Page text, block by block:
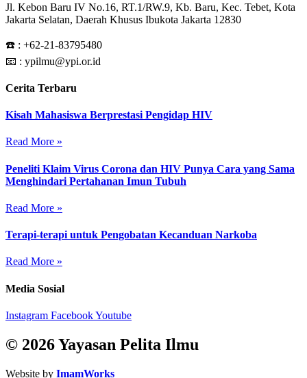
Jl. Kebon Baru IV No.16, RT.1/RW.9, Kb. Baru, Kec. Tebet, Kota
Jakarta Selatan, Daerah Khusus Ibukota Jakarta 12830
☎️ : +62-21-83795480
📧 : ypilmu@ypi.or.id
Cerita Terbaru
Kisah Mahasiswa Berprestasi Pengidap HIV
Read More »
Peneliti Klaim Virus Corona dan HIV Punya Cara yang Sama
Menghindari Pertahanan Imun Tubuh
Read More »
Terapi-terapi untuk Pengobatan Kecanduan Narkoba
Read More »
Media Sosial
Instagram FacebookYoutube
© 2026 Yayasan Pelita Ilmu
Website by ImamWorks